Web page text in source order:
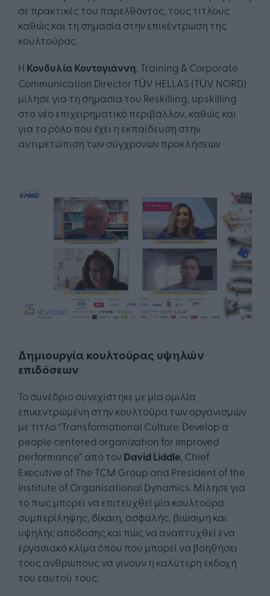
σε πρακτικές του παρελθόντος, τους τίτλους
καθώς και τη σημασία στην επικέντρωση της
κουλτούρας.
Η Κονδυλία Κοντογιάννη, Training & Corporate
Communication Director TÜV HELLAS (TÜV NORD)
μίλησε για τη σημασία του Reskilling, upskilling
στο νέο επιχειρηματικό περιβάλλον, καθώς και
για το ρόλο που έχει η εκπαίδευση στην
αντιμετώπιση των σύγχρονων προκλήσεων
Δημιουργία κουλτούρας υψηλών
επιδόσεων
Το συνέδριο συνεχίστηκε με μία ομιλία
επικεντρωμένη στην κουλτούρα των οργανισμών
με τίτλο “Transformational Culture. Develop a
people centered organization for improved
performance” από τονDavid Liddle, Chief
Executive of The TCM Group and President of the
Institute of Organisational Dynamics. Μίλησε για
το πως μπορεί να επιτευχθεί μία κουλτούρα
συμπερίληψης, δίκαιη, ασφαλής, βιώσιμη και
υψηλής απόδοσης και πώς να αναπτυχθεί ένα
εργασιακό κλίμα όπου που μπορεί να βοηθήσει
τους ανθρώπους να γίνουν η καλύτερη εκδοχή
του εαυτού τους.